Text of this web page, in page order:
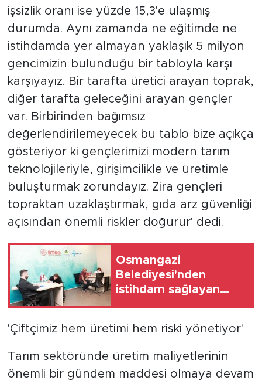
işsizlik oranı ise yüzde 15,3'e ulaşmış
durumda. Aynı zamanda ne eğitimde ne
istihdamda yer almayan yaklaşık 5 milyon
gencimizin bulunduğu bir tabloyla karşı
karşıyayız. Bir tarafta üretici arayan toprak,
diğer tarafta geleceğini arayan gençler
var. Birbirinden bağımsız
değerlendirilemeyecek bu tablo bize açıkça
gösteriyor ki gençlerimizi modern tarım
teknolojileriyle, girişimcilikle ve üretimle
buluşturmak zorundayız. Zira gençleri
topraktan uzaklaştırmak, gıda arz güvenliği
açısından önemli riskler doğurur' dedi.
Osmangazi
Belediyesi'nden
istihdam sağlayan
'Çiftçimiz hem üretimi hem riski yönetiyor'
Tarım sektöründe üretim maliyetlerinin
önemli bir gündem maddesi olmaya devam